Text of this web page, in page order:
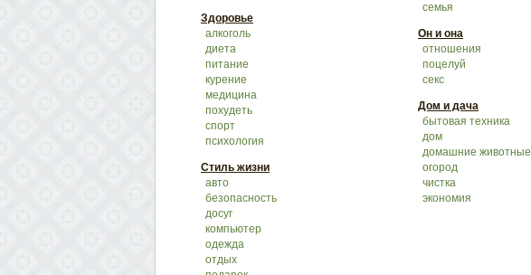
Здоровье
алкоголь
диета
питание
курение
медицина
похудеть
спорт
психология
Стиль жизни
авто
безопасность
досуг
компьютер
одежда
отдых
семья
Он и она
отношения
поцелуй
секс
Дом и дача
бытовая техника
дом
домашние животные
огород
чистка
экономия